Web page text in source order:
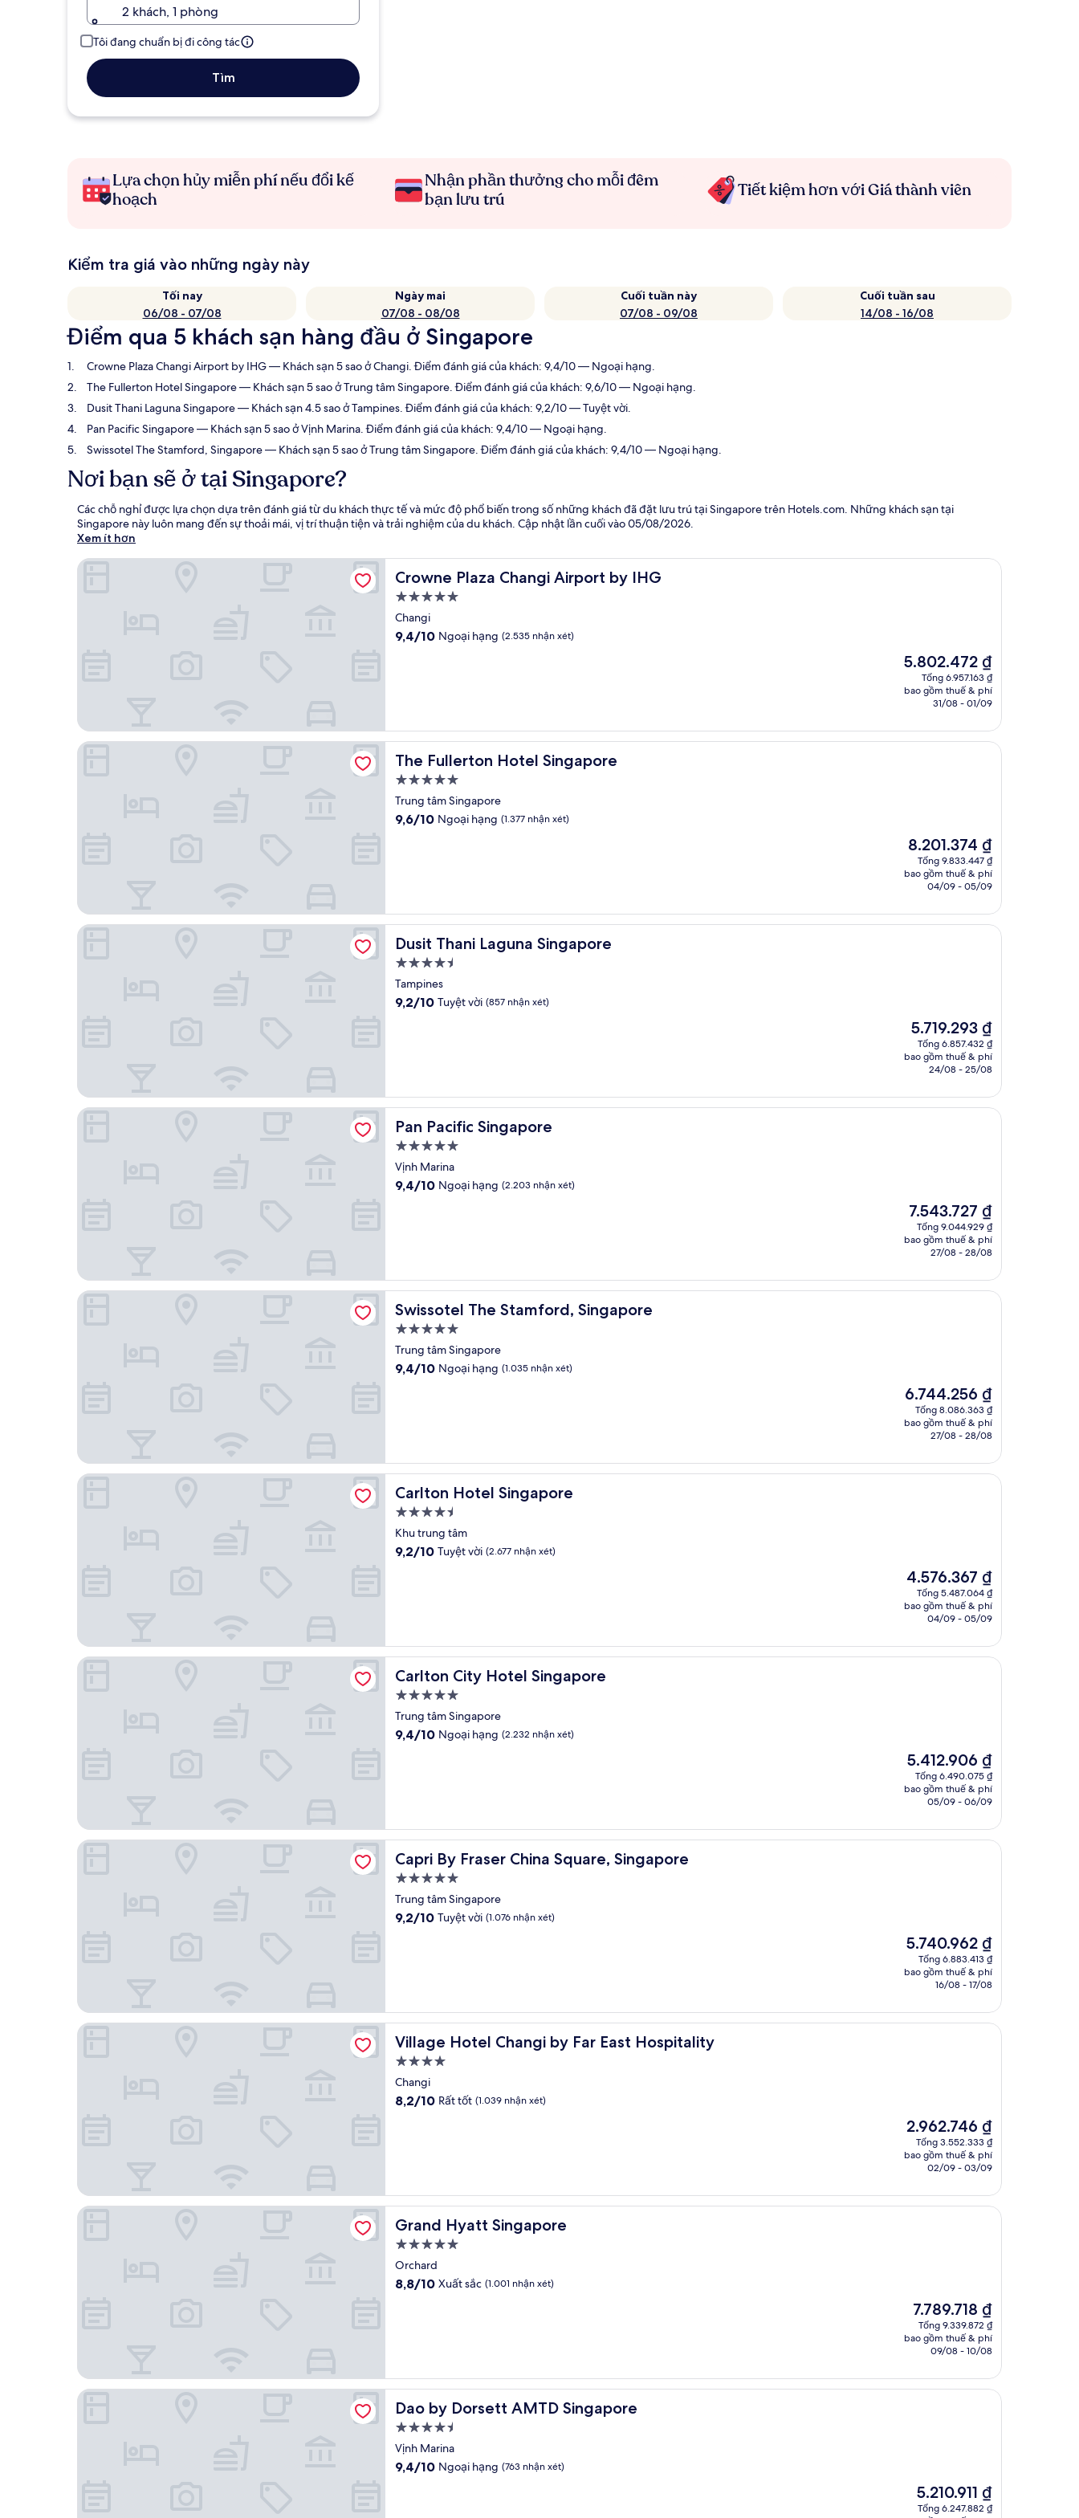
2 khách, 1 phòng
Tôi đang chuẩn bị đi công tác
Tìm
Lựa chọn hủy miễn phí nếu đổi kế
hoạch
Nhận phần thưởng cho mỗi đêm
bạn lưu trú
Tiết kiệm hơn với Giá thành viên
Kiểm tra giá vào những ngày này
Tối nay
06/08 - 07/08
Ngày mai
07/08 - 08/08
Cuối tuần này
07/08 - 09/08
Cuối tuần sau
14/08 - 16/08
Điểm qua 5 khách sạn hàng đầu ở Singapore
Crowne Plaza Changi Airport by IHG— Khách sạn 5 sao ở Changi. Điểm đánh giá của khách: 9,4/10 — Ngoại hạng.
The Fullerton Hotel Singapore— Khách sạn 5 sao ở Trung tâm Singapore. Điểm đánh giá của khách: 9,6/10 — Ngoại hạng.
Dusit Thani Laguna Singapore— Khách sạn 4.5 sao ở Tampines. Điểm đánh giá của khách: 9,2/10 — Tuyệt vời.
Pan Pacific Singapore— Khách sạn 5 sao ở Vịnh Marina. Điểm đánh giá của khách: 9,4/10 — Ngoại hạng.
Swissotel The Stamford, Singapore— Khách sạn 5 sao ở Trung tâm Singapore. Điểm đánh giá của khách: 9,4/10 — Ngoại hạng.
Nơi bạn sẽ ở tại Singapore?
Các chỗ nghỉ được lựa chọn dựa trên đánh giá từ du khách thực tế và mức độ phổ biến trong số những khách đã đặt lưu trú tại Singapore trên Hotels.com. Những khách sạn tại
Singapore này luôn mang đến sự thoải mái, vị trí thuận tiện và trải nghiệm của du khách. Cập nhật lần cuối vào05/08/2026.
Xem ít hơn
Crowne Plaza Changi Airport by IHG
Crowne Plaza Changi Airport by IHG
Nơi
lưu
trú
Changi
9.4
xét)
9,4/10 Ngoại hạng (2.535 nhận xét)
Giá
hiện
tại
5.802.472 ₫
Tổng 6.957.163 ₫
bao gồm thuế & phí
31/08 - 01/09
Crowne Plaza Changi Airport by IHG
The Fullerton Hotel Singapore
The Fullerton Hotel Singapore
Nơi
lưu
trú
Trung tâm Singapore
9.6
xét)
9,6/10 Ngoại hạng (1.377 nhận xét)
Giá
hiện
tại
8.201.374 ₫
Tổng 9.833.447 ₫
bao gồm thuế & phí
04/09 - 05/09
The Fullerton Hotel Singapore
Dusit Thani Laguna Singapore
Dusit Thani Laguna Singapore
Nơi
lưu
trú
Tampines
9.2
xét)
9,2/10 Tuyệt vời (857 nhận xét)
Giá
hiện
tại
5.719.293 ₫
Tổng 6.857.432 ₫
bao gồm thuế & phí
24/08 - 25/08
Dusit Thani Laguna Singapore
Pan Pacific Singapore
Pan Pacific Singapore
Nơi
lưu
trú
Vịnh Marina
9.4
xét)
9,4/10 Ngoại hạng (2.203 nhận xét)
Giá
hiện
tại
7.543.727 ₫
Tổng 9.044.929 ₫
bao gồm thuế & phí
27/08 - 28/08
Pan Pacific Singapore
Swissotel The Stamford, Singapore
Swissotel The Stamford, Singapore
Nơi
lưu
trú
Trung tâm Singapore
9.4
xét)
9,4/10 Ngoại hạng (1.035 nhận xét)
Giá
hiện
tại
6.744.256 ₫
Tổng 8.086.363 ₫
bao gồm thuế & phí
27/08 - 28/08
Swissotel The Stamford, Singapore
Carlton Hotel Singapore
Carlton Hotel Singapore
Nơi
lưu
trú
Khu trung tâm
9.2
xét)
9,2/10 Tuyệt vời (2.677 nhận xét)
Giá
hiện
tại
4.576.367 ₫
Tổng 5.487.064 ₫
bao gồm thuế & phí
04/09 - 05/09
Carlton Hotel Singapore
Carlton City Hotel Singapore
Carlton City Hotel Singapore
Nơi
lưu
trú
Trung tâm Singapore
9.4
xét)
9,4/10 Ngoại hạng (2.232 nhận xét)
Giá
hiện
tại
5.412.906 ₫
Tổng 6.490.075 ₫
bao gồm thuế & phí
05/09 - 06/09
Carlton City Hotel Singapore
Capri By Fraser China Square, Singapore
Capri By Fraser China Square, Singapore
Nơi
lưu
trú
Trung tâm Singapore
9.2
xét)
9,2/10 Tuyệt vời (1.076 nhận xét)
Giá
hiện
tại
5.740.962 ₫
Tổng 6.883.413 ₫
bao gồm thuế & phí
16/08 - 17/08
Capri By Fraser China Square, Singapore
Village Hotel Changi by Far East Hospitality
Village Hotel Changi by Far East Hospitality
Nơi
lưu
trú
Changi
8.2
xét)
8,2/10 Rất tốt (1.039 nhận xét)
Giá
hiện
tại
2.962.746 ₫
Tổng 3.552.333 ₫
bao gồm thuế & phí
02/09 - 03/09
Village Hotel Changi by Far East Hospitality
Grand Hyatt Singapore
Grand Hyatt Singapore
Nơi
lưu
trú
Orchard
8.8
xét)
8,8/10 Xuất sắc (1.001 nhận xét)
Giá
hiện
tại
7.789.718 ₫
Tổng 9.339.872 ₫
bao gồm thuế & phí
09/08 - 10/08
Grand Hyatt Singapore
Dao by Dorsett AMTD Singapore
Dao by Dorsett AMTD Singapore
Nơi
lưu
trú
Vịnh Marina
9.4
9,4/10 Ngoại hạng (763 nhận xét)
Giá
hiện
5.210.911 ₫
Tổng 6.247.882 ₫
Dao by Dorsett AMTD Singapore